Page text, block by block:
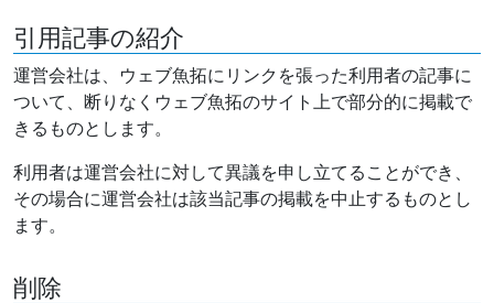
引用記事の紹介
運営会社は、ウェブ魚拓にリンクを張った利用者の記事に
ついて、断りなくウェブ魚拓のサイト上で部分的に掲載で
きるものとします。
利用者は運営会社に対して異議を申し立てることができ、
その場合に運営会社は該当記事の掲載を中止するものとし
ます。
削除